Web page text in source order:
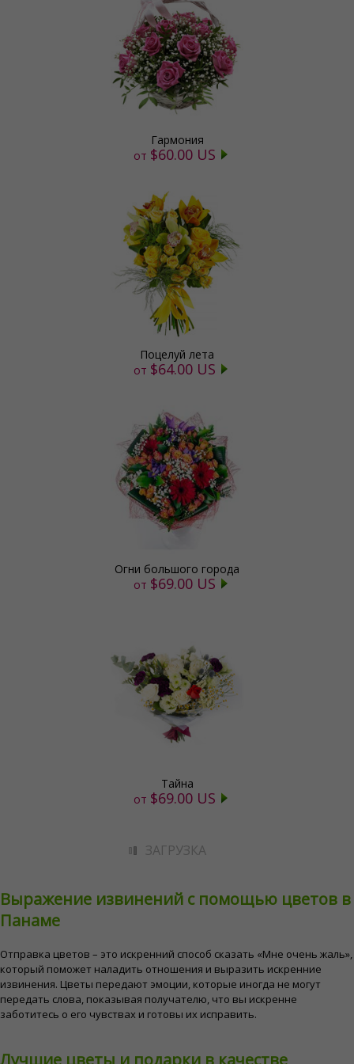
Гармония
от $60.00 US
Поцелуй лета
от $64.00 US
Огни большого города
от $69.00 US
Тайна
от $69.00 US
ЗАГРУЗКА
Выражение извинений с помощью цветов в
Панаме
Отправка цветов – это искренний способ сказать «Мне очень жаль»,
который поможет наладить отношения и выразить искренние
извинения. Цветы передают эмоции, которые иногда не могут
передать слова, показывая получателю, что вы искренне
заботитесь о его чувствах и готовы их исправить.
Лучшие цветы и подарки в качестве